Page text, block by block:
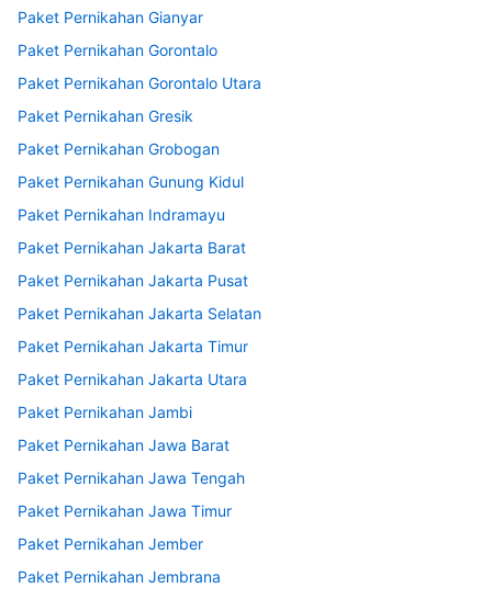
Paket Pernikahan Gianyar
Paket Pernikahan Gorontalo
Paket Pernikahan Gorontalo Utara
Paket Pernikahan Gresik
Paket Pernikahan Grobogan
Paket Pernikahan Gunung Kidul
Paket Pernikahan Indramayu
Paket Pernikahan Jakarta Barat
Paket Pernikahan Jakarta Pusat
Paket Pernikahan Jakarta Selatan
Paket Pernikahan Jakarta Timur
Paket Pernikahan Jakarta Utara
Paket Pernikahan Jambi
Paket Pernikahan Jawa Barat
Paket Pernikahan Jawa Tengah
Paket Pernikahan Jawa Timur
Paket Pernikahan Jember
Paket Pernikahan Jembrana